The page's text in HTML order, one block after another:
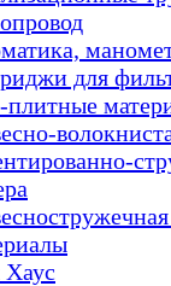
для
плитные
Хаус